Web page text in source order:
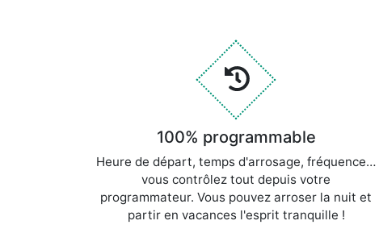
100% programmable
Heure de départ, temps d'arrosage, fréquence…
vous contrôlez tout depuis votre
programmateur. Vous pouvez arroser la nuit et
partir en vacances l'esprit tranquille !